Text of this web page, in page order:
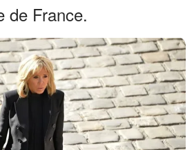
de France.